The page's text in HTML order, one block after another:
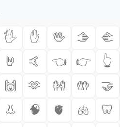
🖐️ ✋ 🖖 🫱 🫲
🤘 🤙 👈 👉 👆
🙌 🫶 👐 🤲 🤝
👃 🧠 🫀 🫁 🦷